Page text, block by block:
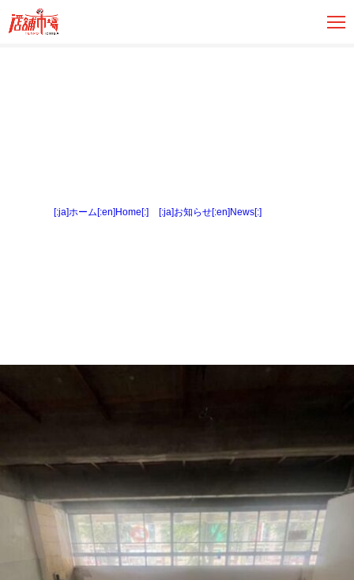
[:ja]ホーム[:en]Home[:] [:ja]お知らせ[:en]News[:]